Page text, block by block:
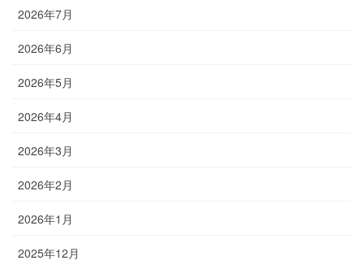
2026年7月
2026年6月
2026年5月
2026年4月
2026年3月
2026年2月
2026年1月
2025年12月